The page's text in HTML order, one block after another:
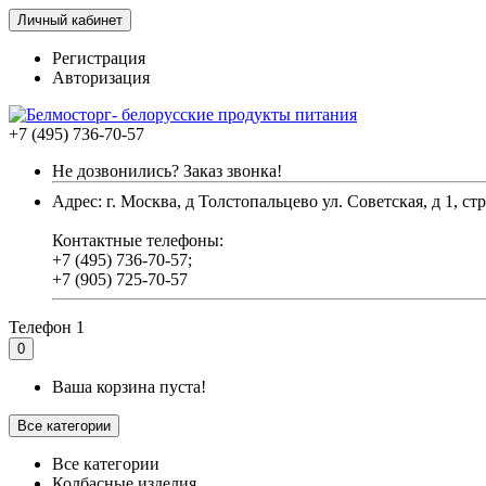
Личный кабинет
Регистрация
Авторизация
+7 (495) 736-70-57
Не дозвонились? Заказ звонка!
Адрес: г. Москва, д Толстопальцево ул. Советская, д 1,
Контактные телефоны:
+7 (495) 736-70-57;
+7 (905) 725-70-57
Телефон 1
0
Ваша корзина пуста!
Все категории
Все категории